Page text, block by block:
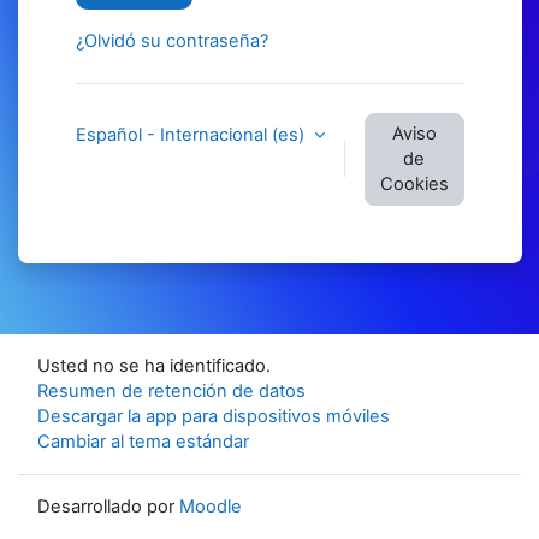
¿Olvidó su contraseña?
Español - Internacional ‎(es)‎
Aviso
de
Cookies
Usted no se ha identificado.
Resumen de retención de datos
Descargar la app para dispositivos móviles
Cambiar al tema estándar
Desarrollado por Moodle